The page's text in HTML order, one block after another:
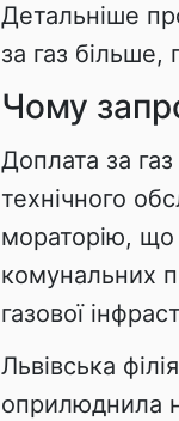
Детальніше
за газ
Чому
Доплата за
технічного
мораторію, що
комунальних
газової
Львівська
оприлюднила